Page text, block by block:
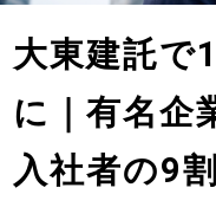
大東建託で
に｜有名企
入社者の9